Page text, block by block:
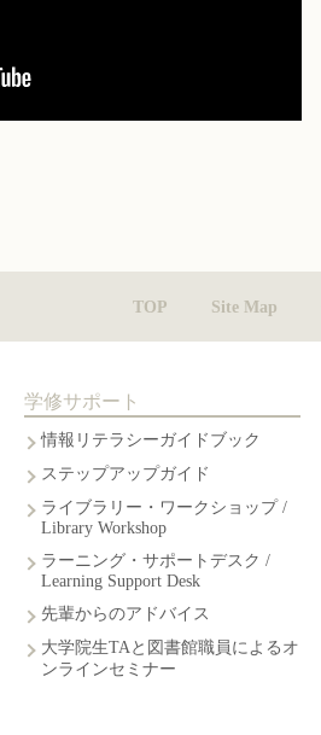
TOP Site Map
学修サポート
情報リテラシーガイドブック
ステップアップガイド
ライブラリー・ワークショップ /
Library Workshop
ラーニング・サポートデスク /
Learning Support Desk
先輩からのアドバイス
大学院生TAと図書館職員によるオ
ンラインセミナー